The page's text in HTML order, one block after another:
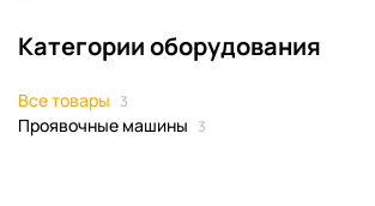
Категории оборудования
Все товары 3
Проявочные машины 3